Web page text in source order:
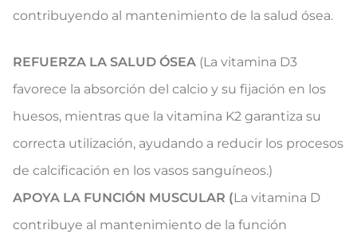
contribuyendo al mantenimiento de la salud ósea.
REFUERZA LA SALUD ÓSEA (La vitamina D3
favorece la absorción del calcio y su fijación en los
huesos, mientras que la vitamina K2 garantiza su
correcta utilización, ayudando a reducir los procesos
de calcificación en los vasos sanguíneos.)
APOYA LA FUNCIÓN MUSCULAR (La vitamina D
contribuye al mantenimiento de la función